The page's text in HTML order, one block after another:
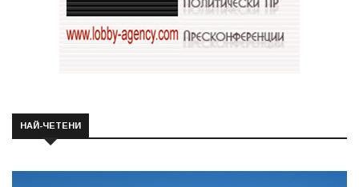
НАЙ-ЧЕТЕНИ